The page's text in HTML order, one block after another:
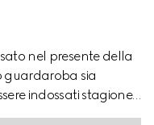
nel presente della
guardaroba sia
indossati stagione
catena è realizzata